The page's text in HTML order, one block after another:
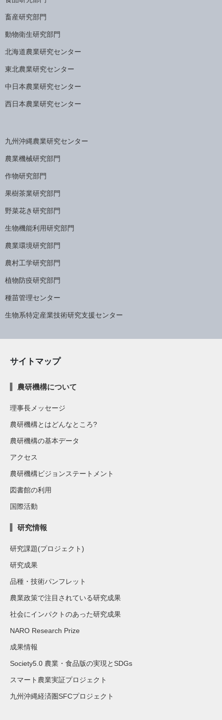
畜産研究部門
動物衛生研究部門
北海道農業研究センター
東北農業研究センター
中日本農業研究センター
西日本農業研究センター
九州沖縄農業研究センター
農業機械研究部門
作物研究部門
果樹茶業研究部門
野菜花き研究部門
生物機能利用研究部門
農業環境研究部門
農村工学研究部門
植物防疫研究部門
種苗管理センター
生物系特定産業技術研究支援センター
サイトマップ
農研機構について
理事長メッセージ
農研機構とはどんなところ?
農研機構の基本データ
アクセス
農研機構ビジョンステートメント
図書館の利用
国際活動
研究情報
研究課題(プロジェクト)
研究成果
品種・技術パンフレット
農業政策で注目されている研究成果
社会にインパクトのあった研究成果
NARO Research Prize
成果情報
Society5.0 農業・食品版の実現とSDGs
スマート農業実証プロジェクト
九州沖縄経済圏SFCプロジェクト